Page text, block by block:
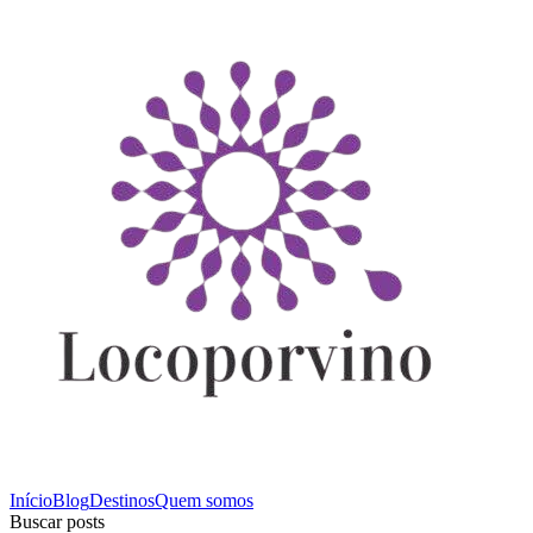
InícioBlogDestinosQuem somos
Buscar posts